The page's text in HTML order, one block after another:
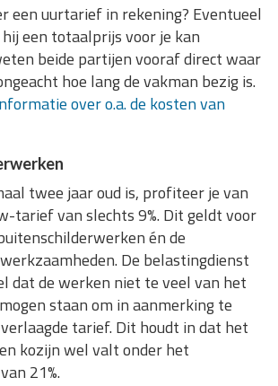
een uurtarief in rekening? Eventueel
een totaalprijs voor je kan
beide partijen vooraf direct waar
hoe lang de vakman bezig is.
over o.a. de kosten van
twee jaar oud is, profiteer je van
tarief van slechts 9%. Dit geldt voor
én de
De belastingdienst
dat de werken niet te veel van het
staan om in aanmerking te
tarief. Dit houdt in dat het
kozijn wel valt onder het
21%.